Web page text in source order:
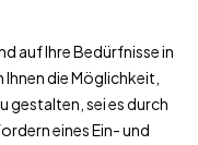
auf Ihre Bedürfnisse in
die Möglichkeit,
gestalten, sei es durch
eines Ein- und